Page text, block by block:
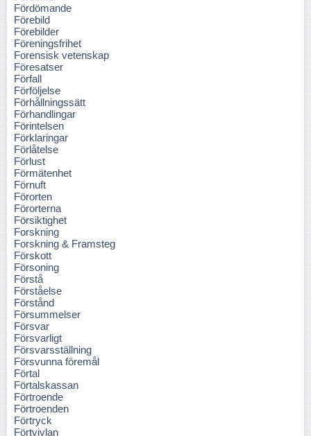
Fördömande
Förebild
Förebilder
Föreningsfrihet
Forensisk vetenskap
Föresatser
Förfall
Förföljelse
Förhållningssätt
Förhandlingar
Förintelsen
Förklaringar
Förlåtelse
Förlust
Förmätenhet
Förnuft
Förorten
Förorterna
Försiktighet
Forskning
Forskning & Framsteg
Förskott
Försoning
Förstå
Förståelse
Förstånd
Försummelser
Försvar
Försvarligt
Försvarsställning
Försvunna föremål
Förtal
Förtalskassan
Förtroende
Förtroenden
Förtryck
Förtvivlan